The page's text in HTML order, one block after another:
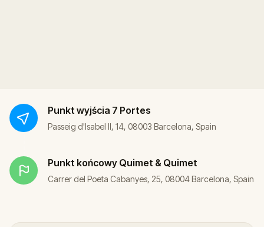
Punkt wyjścia 7 Portes
Passeig d'Isabel II, 14, 08003 Barcelona, Spain
Punkt końcowy Quimet & Quimet
Carrer del Poeta Cabanyes, 25, 08004 Barcelona, Spain